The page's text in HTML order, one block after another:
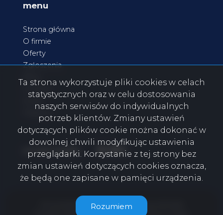
menu
Strona główna
O firmie
Oferty
Zgłoszenia
Rodo
social media Facebook
Facebook
Facebook
Facebook
Firma EURO-dom.CO Nieruchomości © 2026
Ta strona wykorzystuje pliki cookies w celach
statystycznych oraz w celu dostosowania
naszych serwisów do indywidualnych
potrzeb klientów. Zmiany ustawień
dotyczących plików cookie można dokonać w
dowolnej chwili modyfikując ustawienia
przeglądarki. Korzystanie z tej strony bez
zmian ustawień dotyczących cookies oznacza,
że będą one zapisane w pamięci urządzenia.
Rozumiem